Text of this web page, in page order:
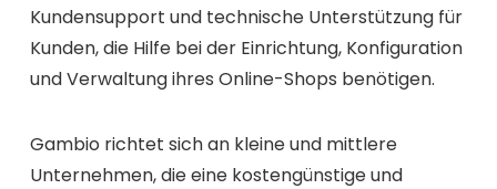
Kundensupport und technische Unterstützung für
Kunden, die Hilfe bei der Einrichtung, Konfiguration
und Verwaltung ihres Online-Shops benötigen.
Gambio richtet sich an kleine und mittlere
Unternehmen, die eine kostengünstige und